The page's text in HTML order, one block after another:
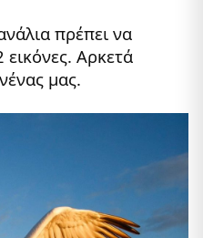
πρέπει να
εικόνες. Αρκετά
μας.